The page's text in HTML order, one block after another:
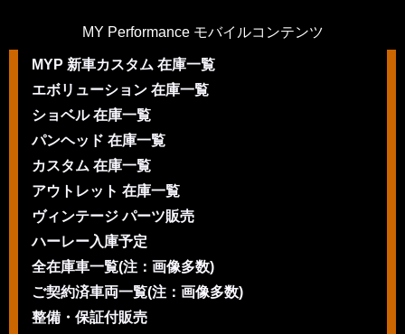
MY Performance モバイルコンテンツ
MYP 新車カスタム 在庫一覧
エボリューション 在庫一覧
ショベル 在庫一覧
パンヘッド 在庫一覧
カスタム 在庫一覧
アウトレット 在庫一覧
ヴィンテージ パーツ販売
ハーレー入庫予定
全在庫車一覧(注：画像多数)
ご契約済車両一覧(注：画像多数)
整備・保証付販売